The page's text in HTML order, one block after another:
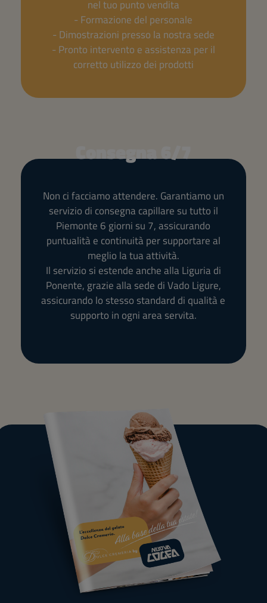
nel tuo punto vendita
- Formazione del personale
- Dimostrazioni presso la nostra sede
- Pronto intervento e assistenza per il
corretto utilizzo dei prodotti
Consegna 6/7
Non ci facciamo attendere. Garantiamo un
servizio di consegna capillare su tutto il
Piemonte 6 giorni su 7, assicurando
puntualità e continuità per supportare al
meglio la tua attività.
Il servizio si estende anche alla Liguria di
Ponente, grazie alla sede di Vado Ligure,
assicurando lo stesso standard di qualità e
supporto in ogni area servita.